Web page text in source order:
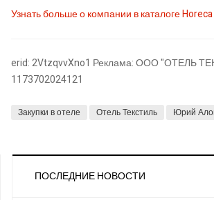
Узнать больше о компании в каталоге
erid: 2VtzqvvXno1 Реклама: ООО "ОТЕЛЬ
1173702024121
Закупки в отеле Отель Текстиль Юрий
ПОСЛЕДНИЕ НОВОСТИ